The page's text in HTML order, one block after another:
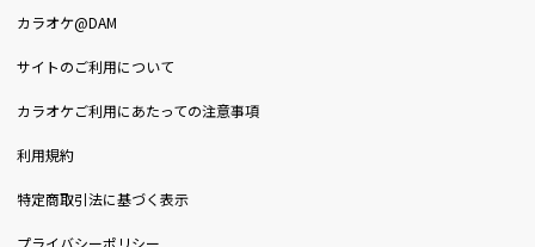
カラオケ@DAM
サイトのご利用について
カラオケご利用にあたっての注意事項
利用規約
特定商取引法に基づく表示